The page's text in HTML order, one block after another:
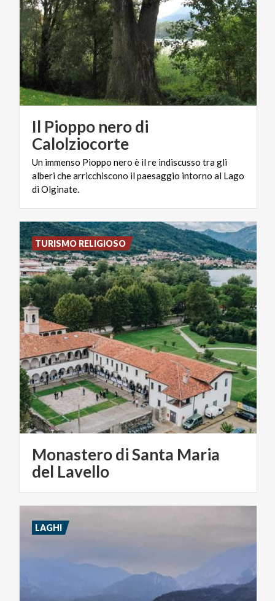
Il Pioppo nero di
Calolziocorte
Un immenso Pioppo nero è il re indiscusso tra gli
alberi che arricchiscono il paesaggio intorno al Lago
di Olginate.
Monastero di Santa Maria
del Lavello
TURISMO RELIGIOSO
LAGHI